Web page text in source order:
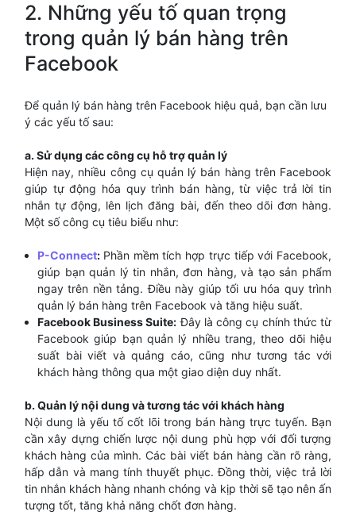
2. Những yếu tố quan trọng
trong quản lý bán hàng trên
Facebook
Để quản lý bán hàng trên Facebook hiệu quả, bạn cần lưu
ý các yếu tố sau:
a. Sử dụng các công cụ hỗ trợ quản lý
Hiện nay, nhiều công cụ quản lý bán hàng trên Facebook
giúp tự động hóa quy trình bán hàng, từ việc trả lời tin
nhắn tự động, lên lịch đăng bài, đến theo dõi đơn hàng.
Một số công cụ tiêu biểu như:
P-Connect: Phần mềm tích hợp trực tiếp với Facebook,
giúp bạn quản lý tin nhắn, đơn hàng, và tạo sản phẩm
ngay trên nền tảng. Điều này giúp tối ưu hóa quy trình
quản lý bán hàng trên Facebook và tăng hiệu suất.
Facebook Business Suite: Đây là công cụ chính thức từ
Facebook giúp bạn quản lý nhiều trang, theo dõi hiệu
suất bài viết và quảng cáo, cũng như tương tác với
khách hàng thông qua một giao diện duy nhất.
b. Quản lý nội dung và tương tác với khách hàng
Nội dung là yếu tố cốt lõi trong bán hàng trực tuyến. Bạn
cần xây dựng chiến lược nội dung phù hợp với đối tượng
khách hàng của mình. Các bài viết bán hàng cần rõ ràng,
hấp dẫn và mang tính thuyết phục. Đồng thời, việc trả lời
tin nhắn khách hàng nhanh chóng và kịp thời sẽ tạo nên ấn
tượng tốt, tăng khả năng chốt đơn hàng.